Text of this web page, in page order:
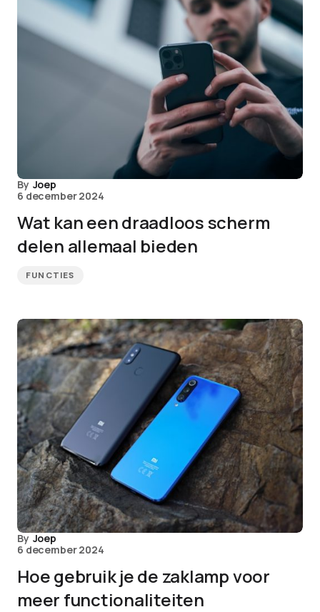
By Joep
6 december 2024
Wat kan een draadloos scherm
delen allemaal bieden
FUNCTIES
By Joep
6 december 2024
Hoe gebruik je de zaklamp voor
meer functionaliteiten